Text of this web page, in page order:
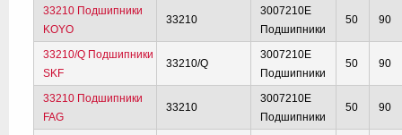
33210 Подшипники
KOYO
33210
3007210E
Подшипники
50 90
33210/Q Подшипники
SKF
33210/Q
3007210E
Подшипники
50 90
33210 Подшипники
FAG
33210
3007210E
Подшипники
50 90